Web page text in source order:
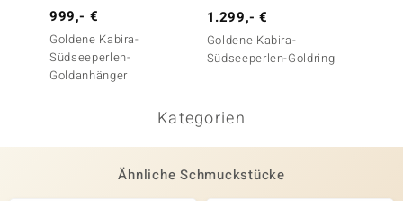
999,- €
Goldene Kabira-
Südseeperlen-
Goldanhänger
1.299,- €
Goldene Kabira-
Südseeperlen-Goldring
Kategorien
Ähnliche Schmuckstücke